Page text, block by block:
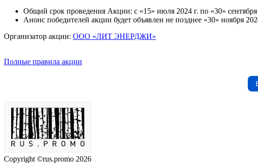
Общий срок проведения Акции: с «15» июля 2024 г. по «30» сентября
Анонс победителей акции будет объявлен не позднее «30» ноября
Организатор акции: ООО «ЛИТ ЭНЕРДЖИ»
Полные правила акции
Copyright ©rus.promo 2026